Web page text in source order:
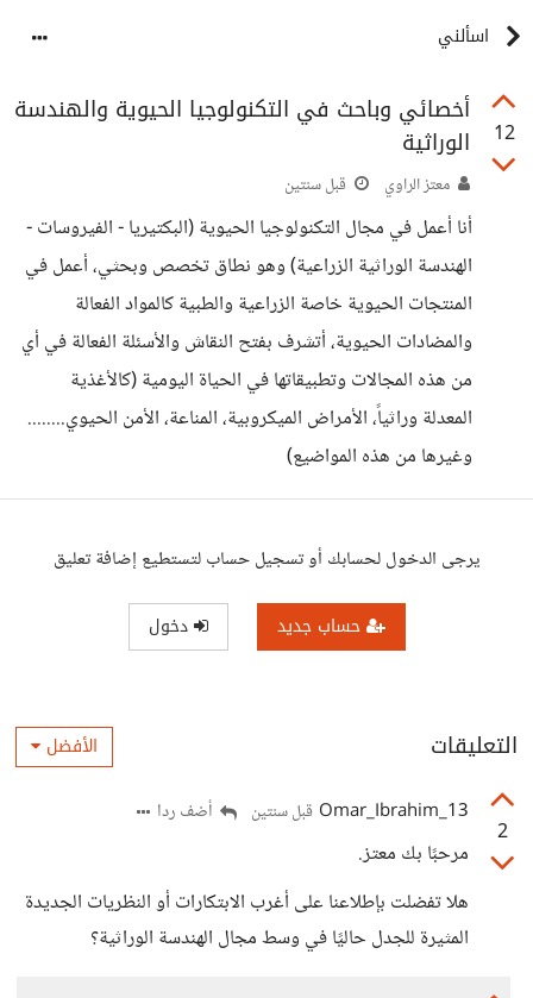
اسألني
12
أخصائي وباحث في التكنولوجيا الحيوية والهندسة
الوراثية
معتز الراوي قبل سنتين
أنا أعمل في مجال التكنولوجيا الحيوية (البكتيريا - الفيروسات -
الهندسة الوراثية الزراعية) وهو نطاق تخصص وبحثي،​ أعمل في
المنتجات الحيوية خاصة الزراعية والطبية كالمواد الفعالة
والمضادات الحيوية،​ أتشرف بفتح النقاش والأسئلة الفعالة في أي
من هذه المجالات وتطبيقاتها في الحياة اليومية (كالأغذية
المعدلة وراثياً، ​الأمراض الميكروبية، ​المناعة،​ الأمن الحيوي........
وغيرها من هذه المواضيع)
يرجى الدخول لحسابك أو تسجيل حساب لتستطيع إضافة تعليق
حساب جديد دخول
التعليقات الأفضل
2
13_Omar_Ibrahim قبل سنتين أضف ردا
مرحبًا بك معتز.
هلا تفضلت بإطلاعنا على أغرب الابتكارات أو النظريات الجديدة
المثيرة للجدل حاليًا في وسط مجال الهندسة الوراثية؟